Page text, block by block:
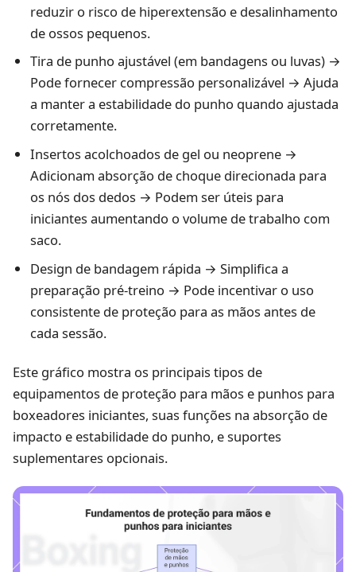
reduzir o risco de hiperextensão e desalinhamento
de ossos pequenos.
Tira de punho ajustável (em bandagens ou luvas) →
Pode fornecer compressão personalizável → Ajuda
a manter a estabilidade do punho quando ajustada
corretamente.
Insertos acolchoados de gel ou neoprene →
Adicionam absorção de choque direcionada para
os nós dos dedos → Podem ser úteis para
iniciantes aumentando o volume de trabalho com
saco.
Design de bandagem rápida → Simplifica a
preparação pré-treino → Pode incentivar o uso
consistente de proteção para as mãos antes de
cada sessão.
Este gráfico mostra os principais tipos de
equipamentos de proteção para mãos e punhos para
boxeadores iniciantes, suas funções na absorção de
impacto e estabilidade do punho, e suportes
suplementares opcionais.